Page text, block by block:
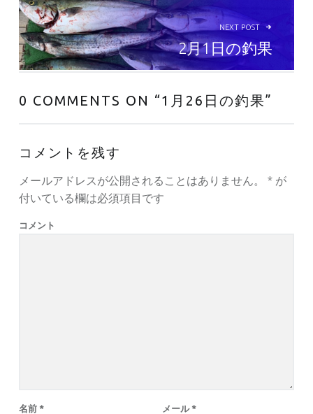
NEXT POST
2月1日の釣果
0 COMMENTS ON “1月26日の釣果”
コメントを残す
メールアドレスが公開されることはありません。 *が
付いている欄は必須項目です
コメント
名前 * メール *